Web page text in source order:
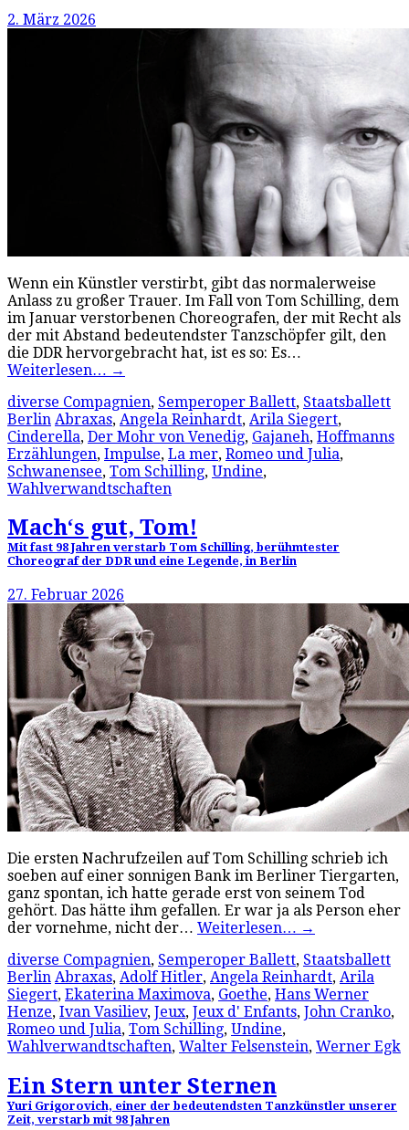
2. März 2026
Wenn ein Künstler verstirbt, gibt das normalerweise
Anlass zu großer Trauer. Im Fall von Tom Schilling, dem
im Januar verstorbenen Choreografen, der mit Recht als
der mit Abstand bedeutendster Tanzschöpfer gilt, den
die DDR hervorgebracht hat, ist es so: Es…
Weiterlesen… →
diverse Compagnien, Semperoper Ballett, Staatsballett
Berlin Abraxas, Angela Reinhardt, Arila Siegert,
Cinderella, Der Mohr von Venedig, Gajaneh, Hoffmanns
Erzählungen, Impulse, La mer, Romeo und Julia,
Schwanensee, Tom Schilling, Undine,
Wahlverwandtschaften
Mach‘s gut, Tom!
Mit fast 98 Jahren verstarb Tom Schilling, berühmtester
Choreograf der DDR und eine Legende, in Berlin
27. Februar 2026
Die ersten Nachrufzeilen auf Tom Schilling schrieb ich
soeben auf einer sonnigen Bank im Berliner Tiergarten,
ganz spontan, ich hatte gerade erst von seinem Tod
gehört. Das hätte ihm gefallen. Er war ja als Person eher
der vornehme, nicht der… Weiterlesen… →
diverse Compagnien, Semperoper Ballett, Staatsballett
Berlin Abraxas, Adolf Hitler, Angela Reinhardt, Arila
Siegert, Ekaterina Maximova, Goethe, Hans Werner
Henze, Ivan Vasiliev, Jeux, Jeux d' Enfants, John Cranko,
Romeo und Julia, Tom Schilling, Undine,
Wahlverwandtschaften, Walter Felsenstein, Werner Egk
Ein Stern unter Sternen
Yuri Grigorovich, einer der bedeutendsten Tanzkünstler unserer
Zeit, verstarb mit 98 Jahren